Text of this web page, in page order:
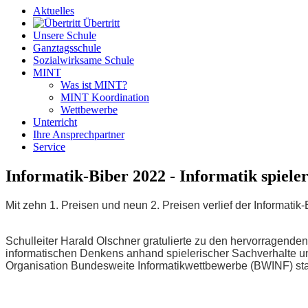
Aktuelles
Übertritt
Unsere Schule
Ganztagsschule
Sozialwirksame Schule
MINT
Was ist MINT?
MINT Koordination
Wettbewerbe
Unterricht
Ihre Ansprechpartner
Service
Informatik-Biber 2022 - Informatik
Mit zehn 1. Preisen und neun 2. Preisen verlief der
Schulleiter Harald Olschner gratulierte zu den
informatischen Denkens anhand spielerischer Sachverhalte
Organisation Bundesweite Informatikwettbewerbe (BWINF)